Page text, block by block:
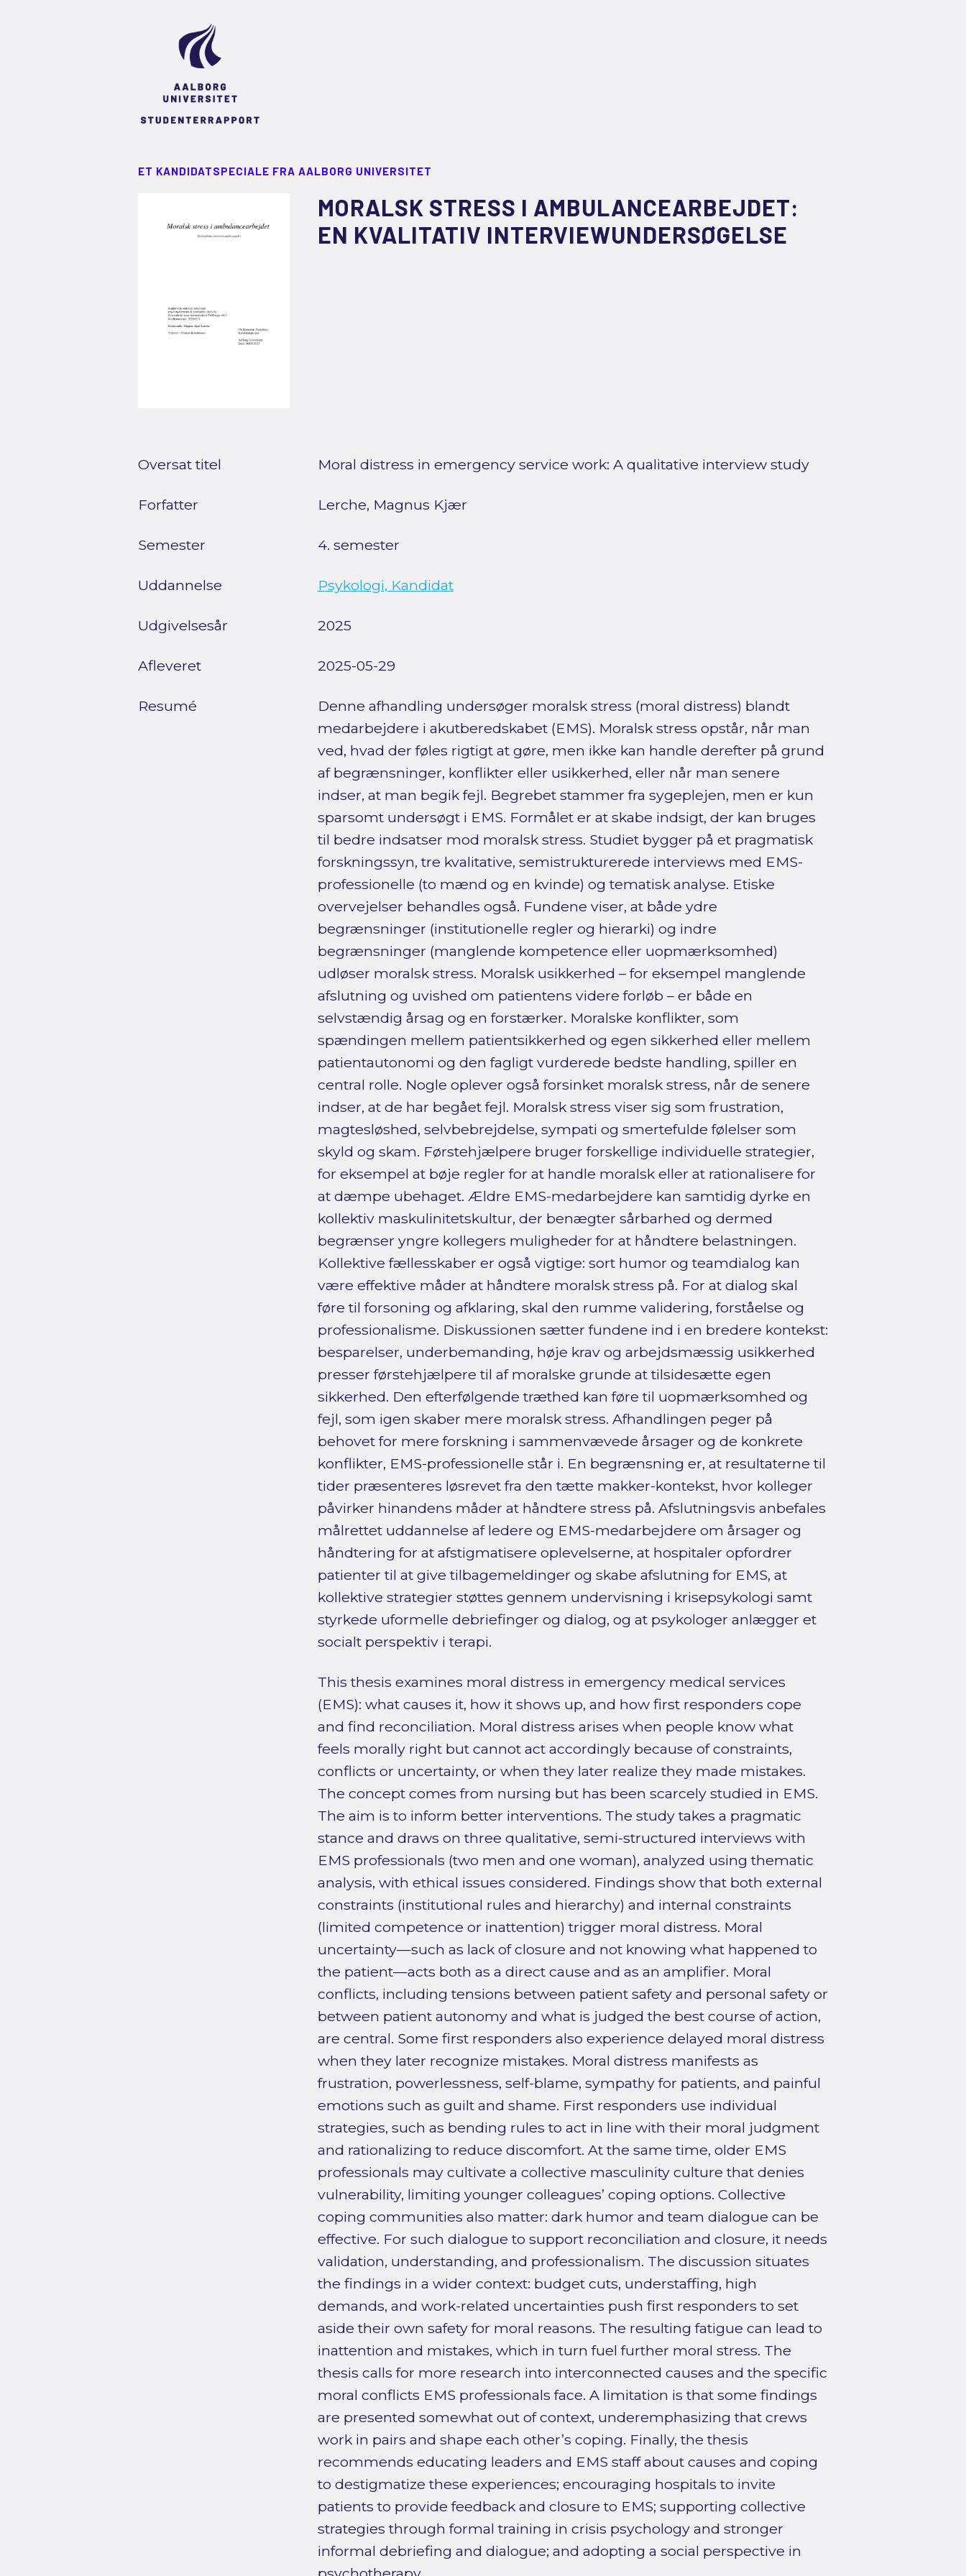
ET KANDIDATSPECIALE FRA AALBORG UNIVERSITET
MORALSK STRESS I AMBULANCEARBEJDET:
EN KVALITATIV INTERVIEWUNDERSØGELSE
Oversat titel Moral distress in emergency service work: A qualitative interview study
Forfatter Lerche, Magnus Kjær
Semester 4. semester
Uddannelse Psykologi, Kandidat
Udgivelsesår 2025
Afleveret 2025-05-29
Resumé
Denne afhandling undersøger moralsk stress (moral distress) blandt
medarbejdere i akutberedskabet (EMS). Moralsk stress opstår, når man
ved, hvad der føles rigtigt at gøre, men ikke kan handle derefter på grund
af begrænsninger, konflikter eller usikkerhed, eller når man senere
indser, at man begik fejl. Begrebet stammer fra sygeplejen, men er kun
sparsomt undersøgt i EMS. Formålet er at skabe indsigt, der kan bruges
til bedre indsatser mod moralsk stress. Studiet bygger på et pragmatisk
forskningssyn, tre kvalitative, semistrukturerede interviews med EMS-
professionelle (to mænd og en kvinde) og tematisk analyse. Etiske
overvejelser behandles også. Fundene viser, at både ydre
begrænsninger (institutionelle regler og hierarki) og indre
begrænsninger (manglende kompetence eller uopmærksomhed)
udløser moralsk stress. Moralsk usikkerhed – for eksempel manglende
afslutning og uvished om patientens videre forløb – er både en
selvstændig årsag og en forstærker. Moralske konflikter, som
spændingen mellem patientsikkerhed og egen sikkerhed eller mellem
patientautonomi og den fagligt vurderede bedste handling, spiller en
central rolle. Nogle oplever også forsinket moralsk stress, når de senere
indser, at de har begået fejl. Moralsk stress viser sig som frustration,
magtesløshed, selvbebrejdelse, sympati og smertefulde følelser som
skyld og skam. Førstehjælpere bruger forskellige individuelle strategier,
for eksempel at bøje regler for at handle moralsk eller at rationalisere for
at dæmpe ubehaget. Ældre EMS-medarbejdere kan samtidig dyrke en
kollektiv maskulinitetskultur, der benægter sårbarhed og dermed
begrænser yngre kollegers muligheder for at håndtere belastningen.
Kollektive fællesskaber er også vigtige: sort humor og teamdialog kan
være effektive måder at håndtere moralsk stress på. For at dialog skal
føre til forsoning og afklaring, skal den rumme validering, forståelse og
professionalisme. Diskussionen sætter fundene ind i en bredere kontekst:
besparelser, underbemanding, høje krav og arbejdsmæssig usikkerhed
presser førstehjælpere til af moralske grunde at tilsidesætte egen
sikkerhed. Den efterfølgende træthed kan føre til uopmærksomhed og
fejl, som igen skaber mere moralsk stress. Afhandlingen peger på
behovet for mere forskning i sammenvævede årsager og de konkrete
konflikter, EMS-professionelle står i. En begrænsning er, at resultaterne til
tider præsenteres løsrevet fra den tætte makker-kontekst, hvor kolleger
påvirker hinandens måder at håndtere stress på. Afslutningsvis anbefales
målrettet uddannelse af ledere og EMS-medarbejdere om årsager og
håndtering for at afstigmatisere oplevelserne, at hospitaler opfordrer
patienter til at give tilbagemeldinger og skabe afslutning for EMS, at
kollektive strategier støttes gennem undervisning i krisepsykologi samt
styrkede uformelle debriefinger og dialog, og at psykologer anlægger et
socialt perspektiv i terapi.
This thesis examines moral distress in emergency medical services
(EMS): what causes it, how it shows up, and how first responders cope
and find reconciliation. Moral distress arises when people know what
feels morally right but cannot act accordingly because of constraints,
conflicts or uncertainty, or when they later realize they made mistakes.
The concept comes from nursing but has been scarcely studied in EMS.
The aim is to inform better interventions. The study takes a pragmatic
stance and draws on three qualitative, semi-structured interviews with
EMS professionals (two men and one woman), analyzed using thematic
analysis, with ethical issues considered. Findings show that both external
constraints (institutional rules and hierarchy) and internal constraints
(limited competence or inattention) trigger moral distress. Moral
uncertainty—such as lack of closure and not knowing what happened to
the patient—acts both as a direct cause and as an amplifier. Moral
conflicts, including tensions between patient safety and personal safety or
between patient autonomy and what is judged the best course of action,
are central. Some first responders also experience delayed moral distress
when they later recognize mistakes. Moral distress manifests as
frustration, powerlessness, self-blame, sympathy for patients, and painful
emotions such as guilt and shame. First responders use individual
strategies, such as bending rules to act in line with their moral judgment
and rationalizing to reduce discomfort. At the same time, older EMS
professionals may cultivate a collective masculinity culture that denies
vulnerability, limiting younger colleagues’ coping options. Collective
coping communities also matter: dark humor and team dialogue can be
effective. For such dialogue to support reconciliation and closure, it needs
validation, understanding, and professionalism. The discussion situates
the findings in a wider context: budget cuts, understaffing, high
demands, and work-related uncertainties push first responders to set
aside their own safety for moral reasons. The resulting fatigue can lead to
inattention and mistakes, which in turn fuel further moral stress. The
thesis calls for more research into interconnected causes and the specific
moral conflicts EMS professionals face. A limitation is that some findings
are presented somewhat out of context, underemphasizing that crews
work in pairs and shape each other’s coping. Finally, the thesis
recommends educating leaders and EMS staff about causes and coping
to destigmatize these experiences; encouraging hospitals to invite
patients to provide feedback and closure to EMS; supporting collective
strategies through formal training in crisis psychology and stronger
informal debriefing and dialogue; and adopting a social perspective in